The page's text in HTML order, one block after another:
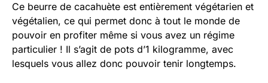
Ce beurre de cacahuète est entièrement végétarien et
végétalien, ce qui permet donc à tout le monde de
pouvoir en profiter même si vous avez un régime
particulier ! Il s’agit de pots d’1 kilogramme, avec
lesquels vous allez donc pouvoir tenir longtemps.